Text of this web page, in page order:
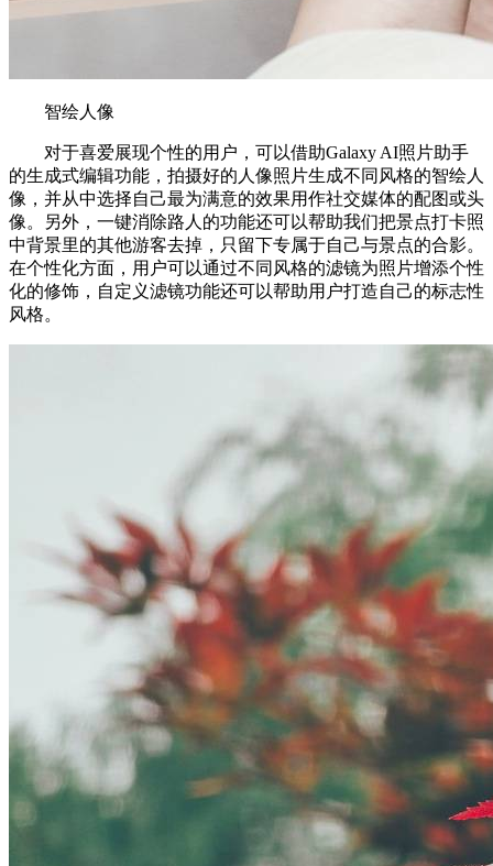
智绘人像
对于喜爱展现个性的用户，可以借助Galaxy AI照片助手
的生成式编辑功能，拍摄好的人像照片生成不同风格的智绘人
像，并从中选择自己最为满意的效果用作社交媒体的配图或头
像。另外，一键消除路人的功能还可以帮助我们把景点打卡照
中背景里的其他游客去掉，只留下专属于自己与景点的合影。
在个性化方面，用户可以通过不同风格的滤镜为照片增添个性
化的修饰，自定义滤镜功能还可以帮助用户打造自己的标志性
风格。